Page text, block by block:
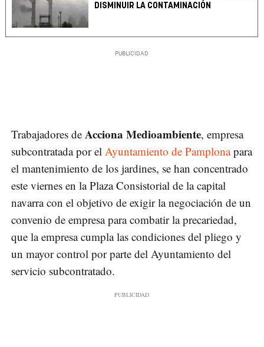
DISMINUIR LA CONTAMINACIÓN
Trabajadores de Acciona Medioambiente, empresa
subcontratada por el Ayuntamiento de Pamplonapara
el mantenimiento de los jardines, se han concentrado
este viernes en la Plaza Consistorial de la capital
navarra con el objetivo de exigir la negociación de un
convenio de empresa para combatir la precariedad,
que la empresa cumpla las condiciones del pliego y
un mayor control por parte del Ayuntamiento del
servicio subcontratado.